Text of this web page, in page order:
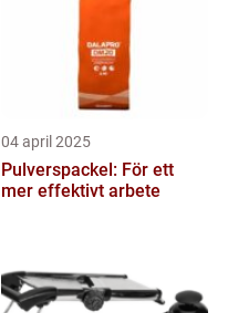
04 april 2025
Pulverspackel: För ett
mer effektivt arbete